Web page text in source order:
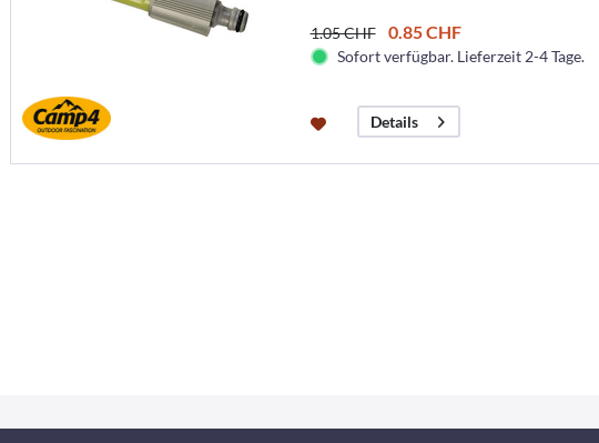
1.05 CHF 0.85 CHF
Sofort verfügbar. Lieferzeit 2-4 Tage.
Details